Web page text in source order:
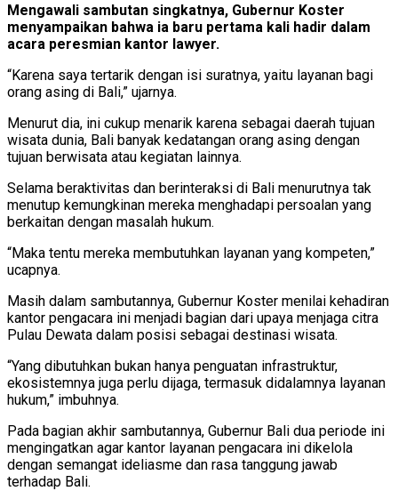
Mengawali sambutan singkatnya, Gubernur Koster
menyampaikan bahwa ia baru pertama kali hadir dalam
acara peresmian kantor lawyer.
“Karena saya tertarik dengan isi suratnya, yaitu layanan bagi
orang asing di Bali,” ujarnya.
Menurut dia, ini cukup menarik karena sebagai daerah tujuan
wisata dunia, Bali banyak kedatangan orang asing dengan
tujuan berwisata atau kegiatan lainnya.
Selama beraktivitas dan berinteraksi di Bali menurutnya tak
menutup kemungkinan mereka menghadapi persoalan yang
berkaitan dengan masalah hukum.
“Maka tentu mereka membutuhkan layanan yang kompeten,”
ucapnya.
Masih dalam sambutannya, Gubernur Koster menilai kehadiran
kantor pengacara ini menjadi bagian dari upaya menjaga citra
Pulau Dewata dalam posisi sebagai destinasi wisata.
“Yang dibutuhkan bukan hanya penguatan infrastruktur,
ekosistemnya juga perlu dijaga, termasuk didalamnya layanan
hukum,” imbuhnya.
Pada bagian akhir sambutannya, Gubernur Bali dua periode ini
mengingatkan agar kantor layanan pengacara ini dikelola
dengan semangat ideliasme dan rasa tanggung jawab
terhadap Bali.